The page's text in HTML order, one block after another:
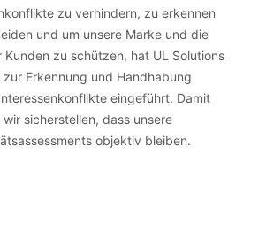
zu verhindern, zu erkennen
und um unsere Marke und die
Kunden zu schützen, hat UL Solutions
zur Erkennung und Handhabung
eingeführt. Damit
wir sicherstellen, dass unsere
objektiv bleiben.